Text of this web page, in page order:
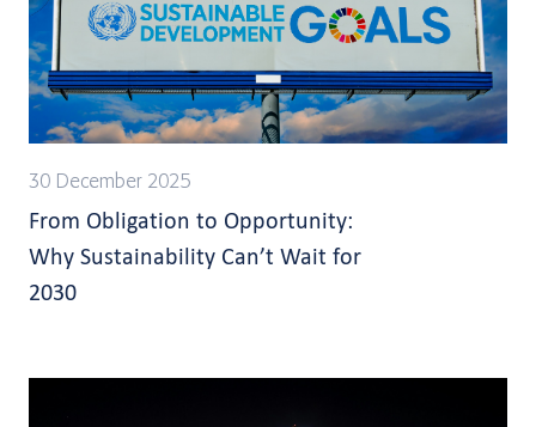
30 December 2025
From Obligation to Opportunity:
Why Sustainability Can’t Wait for
2030